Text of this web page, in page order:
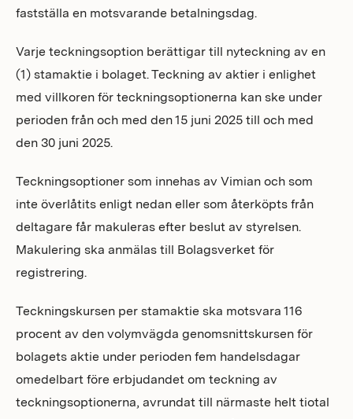
fastställa en motsvarande betalningsdag.
Varje teckningsoption berättigar till nyteckning av en
(1) stamaktie i bolaget. Teckning av aktier i enlighet
med villkoren för teckningsoptionerna kan ske under
perioden från och med den 15 juni 2025 till och med
den 30 juni 2025.
Teckningsoptioner som innehas av Vimian och som
inte överlåtits enligt nedan eller som återköpts från
deltagare får makuleras efter beslut av styrelsen.
Makulering ska anmälas till Bolagsverket för
registrering.
Teckningskursen per stamaktie ska motsvara 116
procent av den volymvägda genomsnittskursen för
bolagets aktie under perioden fem handelsdagar
omedelbart före erbjudandet om teckning av
teckningsoptionerna, avrundat till närmaste helt tiotal